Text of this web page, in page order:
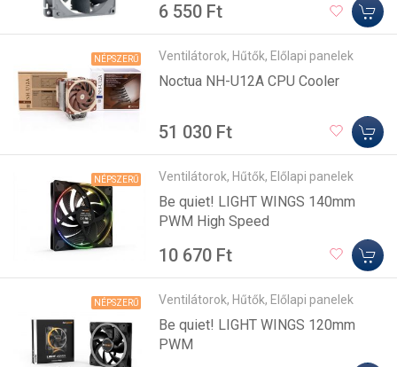
6 550 Ft
NÉPSZERŰ Ventilátorok, Hűtők, Előlapi panelek
Noctua NH-U12A CPU Cooler
51 030 Ft
NÉPSZERŰ Ventilátorok, Hűtők, Előlapi panelek
Be quiet! LIGHT WINGS 140mm
PWM High Speed
10 670 Ft
NÉPSZERŰ Ventilátorok, Hűtők, Előlapi panelek
Be quiet! LIGHT WINGS 120mm
PWM